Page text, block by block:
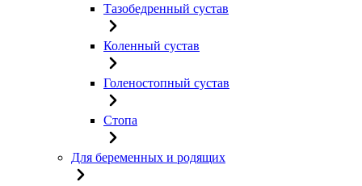
Тазобедренный сустав
Коленный сустав
Голеностопный сустав
Стопа
Для беременных и родящих